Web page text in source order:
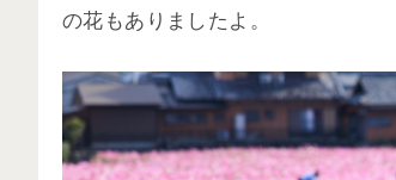
の花もありましたよ。